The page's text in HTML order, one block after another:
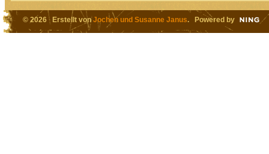
© 2026 Erstellt vonJochen und Susanne Janus. Powered by